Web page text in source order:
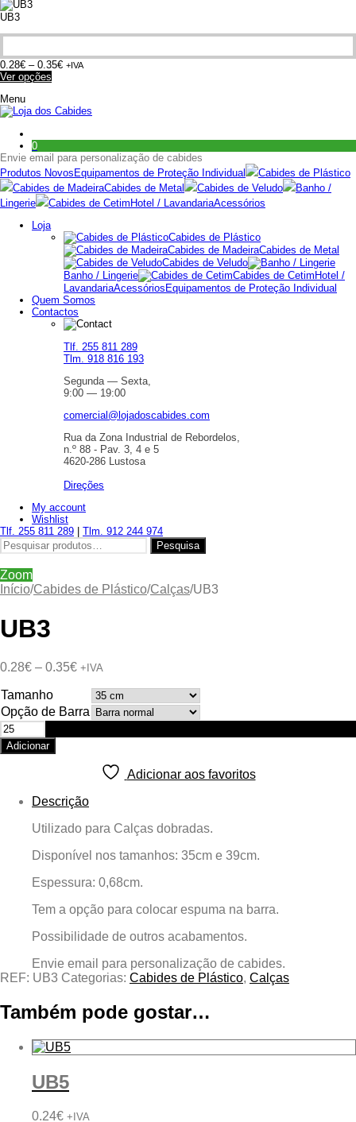
UB3
0.28€ – 0.35€Price
0.35€
+IVA
Ver opções
multiple
may
be
chosen
on
the
page
Menu
0
Envie email para personalização de cabides
Produtos Novos Equipamentos de Proteção Individual
Cabides de Plástico
Cabides de MadeiraCabides de Metal Cabides de Veludo
Banho /
Lingerie
Cabides de Cetim Hotel / LavandariaAcessórios
Loja
Cabides de Plástico
Cabides de MadeiraCabides de Metal
Cabides de Veludo
Banho / Lingerie
Cabides de Cetim Hotel /
LavandariaAcessórios Equipamentos de Proteção Individual
Quem Somos
Contactos
Tlf. 255 811 289
Tlm. 918 816 193
Segunda — Sexta,
9:00 — 19:00
comercial@lojadoscabides.com
Rua da Zona Industrial de Rebordelos,
n.º 88 - Pav. 3, 4 e 5
4620-286 Lustosa
Direções
My account
Wishlist
Tlf. 255 811 289
Tlm. 912 244 974
Pesquisar
por:
Pesquisa
Zoom
Início/Cabides de Plástico/Calças/UB3
UB3
0.28€ – 0.35€Price
0.28€
through
0.35€
+IVA
Tamanho
Opção de Barra
Quantidade
de
UB3
Adicionar
Adicionar aos favoritos
Descrição
Utilizado para Calças dobradas.
Disponível nos tamanhos: 35cm e 39cm.
Espessura: 0,68cm.
Tem a opção para colocar espuma na barra.
Possibilidade de outros acabamentos.
Envie email para personalização de cabides.
REF: UB3 Categorias: Cabides de Plástico, Calças
Também pode gostar…
UB5
0.24€ +IVA